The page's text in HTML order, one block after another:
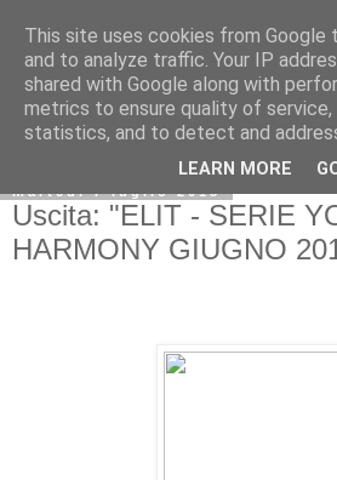
martedì 7 luglio 2015
Uscita: "ELIT - SERIE
HARMONY GIUGNO
This site uses cookies from Google
and to analyze traffic. Your IP
shared with Google along with
metrics to ensure quality of service,
statistics, and to detect and
LEARN MORE